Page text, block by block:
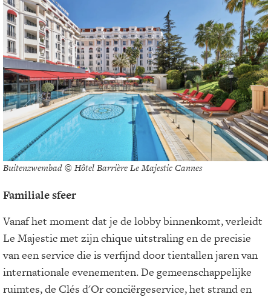
Buitenzwembad © Hôtel Barrière Le Majestic Cannes
Familiale sfeer
Vanaf het moment dat je de lobby binnenkomt, verleidt
Le Majestic met zijn chique uitstraling en de precisie
van een service die is verfijnd door tientallen jaren van
internationale evenementen. De gemeenschappelijke
ruimtes, de Clés d'Or conciërgeservice, het strand en